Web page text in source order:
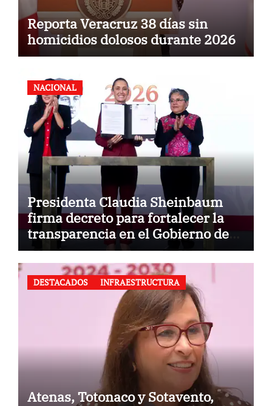
Reporta Veracruz 38 días sin
homicidios dolosos durante 2026
NACIONAL
Presidenta Claudia Sheinbaum
firma decreto para fortalecer la
transparencia en el Gobierno de
México
DESTACADOS INFRAESTRUCTURA
Atenas, Totonaco y Sotavento,